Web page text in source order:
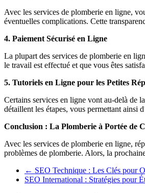
Avec les services de plomberie en ligne,
éventuelles complications. Cette
4. Paiement Sécurisé en Ligne
La plupart des services de plomberie en
le travail est effectué et que vous êtes
5. Tutoriels en Ligne pour les Petites
Certains services en ligne vont au-delà de
détaillent les étapes, vous permettant ainsi
Conclusion : La Plomberie à Portée de
Avec les services de plomberie en ligne,
problèmes de plomberie. Alors, la
← SEO Technique : Les Clés pour
SEO International : Stratégies pour